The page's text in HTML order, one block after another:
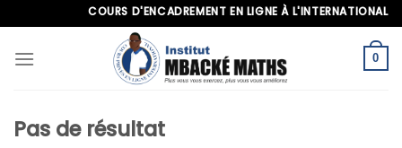
to
content
COURS D'ENCADREMENT EN LIGNE À L'INTERNATIONAL,
0
Pas de résultat